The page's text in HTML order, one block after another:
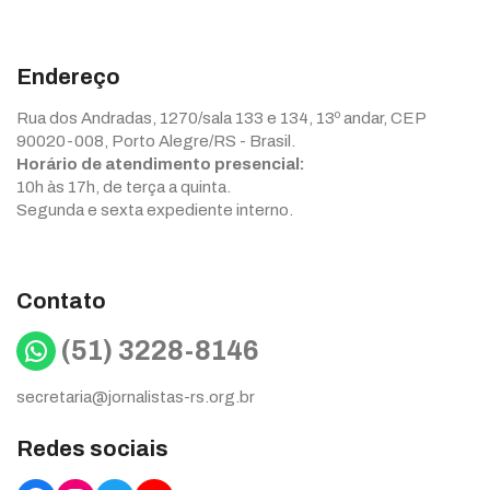
Endereço
Rua dos Andradas, 1270/sala 133 e 134, 13º andar, CEP
90020-008, Porto Alegre/RS - Brasil.
Horário de atendimento presencial:
10h às 17h, de terça a quinta.
Segunda e sexta expediente interno.
Contato
WhatsApp
(51) 3228-8146
secretaria@jornalistas-rs.org.br
Redes sociais